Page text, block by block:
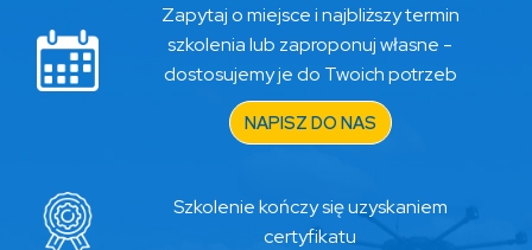
Zapytaj o miejsce i najbliższy termin
szkolenia lub zaproponuj własne -
dostosujemy je do Twoich potrzeb
NAPISZ DO NAS
Szkolenie kończy się uzyskaniem
certyfikatu